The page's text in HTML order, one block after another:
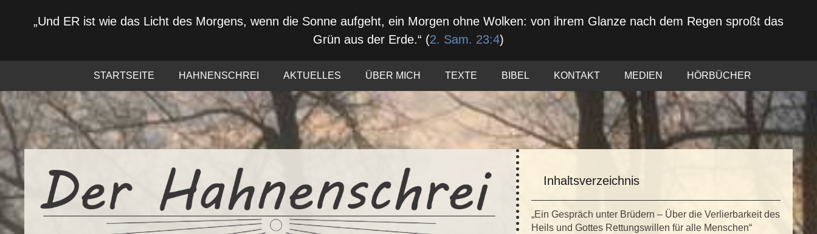
„Und ER ist wie das Licht des Morgens, wenn die Sonne aufgeht, ein Morgen ohne Wolken: von ihrem Glanze nach dem Regen sproßt das
Grün aus der Erde.“ (2. Sam. 23:4)
STARTSEITE HAHNENSCHREI AKTUELLES ÜBER MICH TEXTE BIBEL KONTAKT MEDIEN HÖRBÜCHER
Inhaltsverzeichnis
„Ein Gespräch unter Brüdern – Über die Verlierbarkeit des
Heils und Gottes Rettungswillen für alle Menschen“